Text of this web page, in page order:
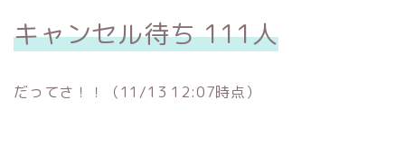
キャンセル待ち 111人
だってさ！！（11/13 12:07時点）